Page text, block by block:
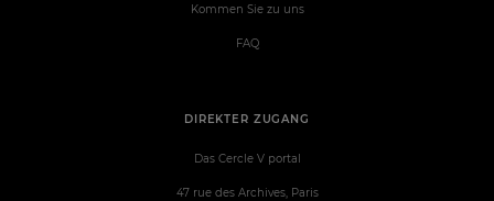
DIREKTER ZUGANG
Das Cercle V portal
47 rue des Archives, Paris
Kommen Sie zu uns
FAQ